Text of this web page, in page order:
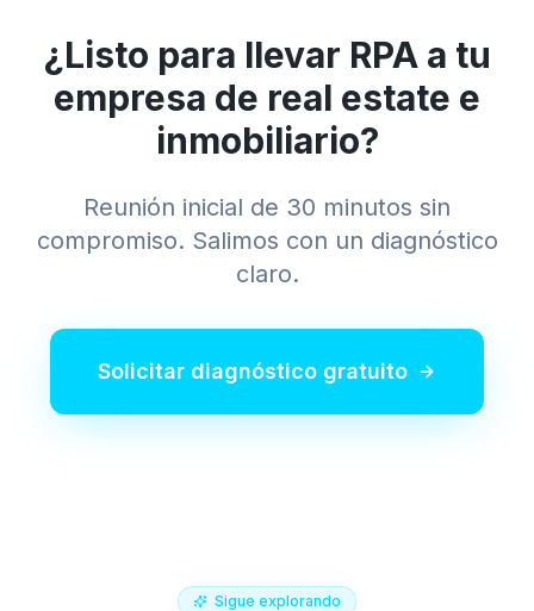
¿Listo para llevar RPAa tu
empresa de real estate e
inmobiliario?
Reunión inicial de 30 minutos sin
compromiso. Salimos con un diagnóstico
claro.
Solicitar diagnóstico gratuito
Sigue explorando